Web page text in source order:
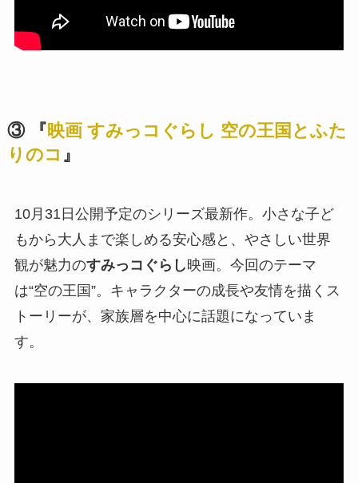
③ 『映画 すみっコぐらし 空の王国とふた
りのコ 』
10月31日公開予定のシリーズ最新作。小さな子ど
もから大人まで楽しめる安心感と、やさしい世界
観が魅力のすみっコぐらし映画。今回のテーマ
は“空の王国”。キャラクターの成長や友情を描くス
トーリーが、家族層を中心に話題になっていま
す。